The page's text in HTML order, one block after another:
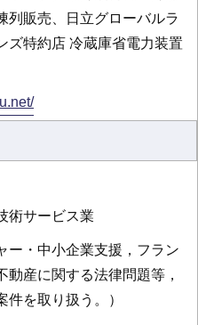
列販売、日立グローバルラ
ズ特約店 冷蔵庫省電力装置
術サービス業
ー・中小企業支援，フラン
動産に関する法律問題等，
件を取り扱う。）